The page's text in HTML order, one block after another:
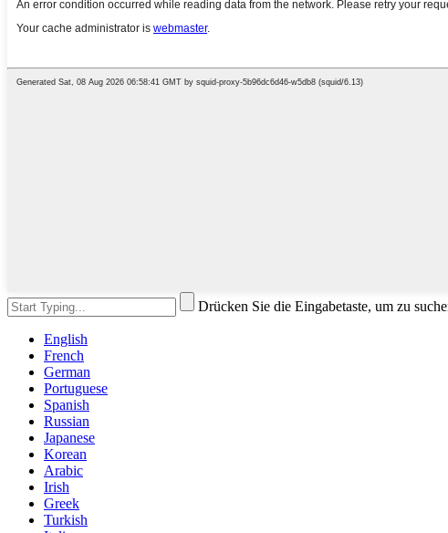
Drücken Sie die Eingabetaste, um zu
English
French
German
Portuguese
Spanish
Russian
Japanese
Korean
Arabic
Irish
Greek
Turkish